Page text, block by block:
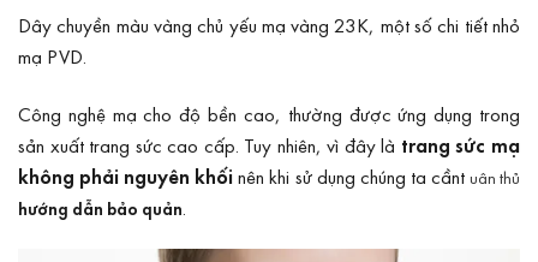
Dây chuyền màu vàng chủ yếu mạ vàng 23K, một số chi tiết nhỏ
mạ PVD.
Công nghệ mạ cho độ bền cao, thường được ứng dụng trong
sản xuất trang sức cao cấp. Tuy nhiên, vì đây là trang sức mạ
không phải nguyên khốinên khi sử dụng chúng ta cầnt uân thủ
hướng dẫn bảo quản